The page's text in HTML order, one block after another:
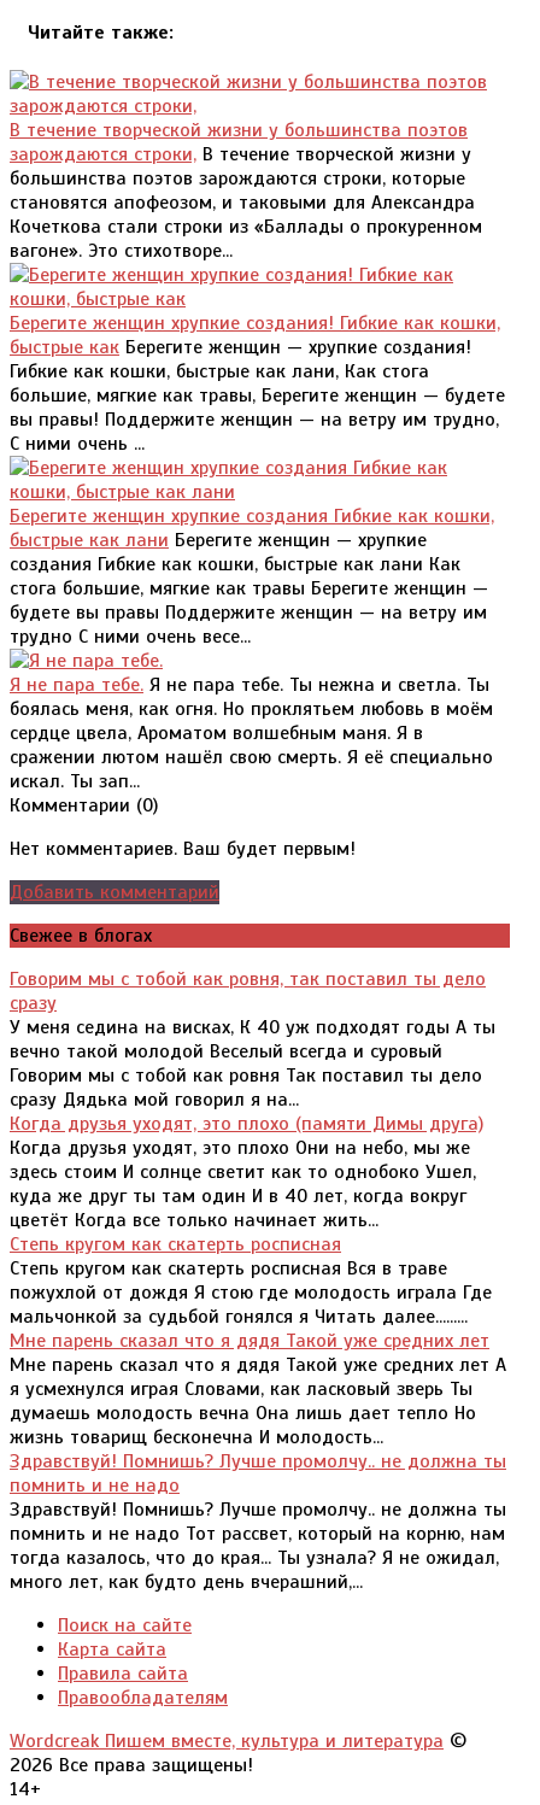
Читайте также:
В течение творческой жизни у большинства поэтов
зарождаются строки, В течение творческой жизни у
большинства поэтов зарождаются строки, которые
становятся апофеозом, и таковыми для Александра
Кочеткова стали строки из «Баллады о прокуренном
вагоне». Это стихотворе...
Берегите женщин хрупкие создания! Гибкие как кошки,
быстрые как Берегите женщин — хрупкие создания!
Гибкие как кошки, быстрые как лани, Как стога
большие, мягкие как травы, Берегите женщин — будете
вы правы! Поддержите женщин — на ветру им трудно,
С ними очень ...
Берегите женщин хрупкие создания Гибкие как кошки,
быстрые как лани Берегите женщин — хрупкие
создания Гибкие как кошки, быстрые как лани Как
стога большие, мягкие как травы Берегите женщин —
будете вы правы Поддержите женщин — на ветру им
трудно С ними очень весе...
Я не пара тебе. Я не пара тебе. Ты нежна и светла. Ты
боялась меня, как огня. Но проклятьем любовь в моём
сердце цвела, Ароматом волшебным маня. Я в
сражении лютом нашёл свою смерть. Я её специально
искал. Ты зап...
Комментарии (0)
Нет комментариев. Ваш будет первым!
Добавить комментарий
Свежее в блогах
Говорим мы с тобой как ровня, так поставил ты дело
сразу
У меня седина на висках, К 40 уж подходят годы А ты
вечно такой молодой Веселый всегда и суровый
Говорим мы с тобой как ровня Так поставил ты дело
сразу Дядька мой говорил я на...
Когда друзья уходят, это плохо (памяти Димы друга)
Когда друзья уходят, это плохо Они на небо, мы же
здесь стоим И солнце светит как то однобоко Ушел,
куда же друг ты там один И в 40 лет, когда вокруг
цветёт Когда все только начинает жить...
Степь кругом как скатерть росписная
Степь кругом как скатерть росписная Вся в траве
пожухлой от дождя Я стою где молодость играла Где
мальчонкой за судьбой гонялся я Читать далее.........
Мне парень сказал что я дядя Такой уже средних лет
Мне парень сказал что я дядя Такой уже средних лет А
я усмехнулся играя Словами, как ласковый зверь Ты
думаешь молодость вечна Она лишь дает тепло Но
жизнь товарищ бесконечна И молодость...
Здравствуй! Помнишь? Лучше промолчу.. не должна ты
помнить и не надо
Здравствуй! Помнишь? Лучше промолчу.. не должна ты
помнить и не надо Тот рассвет, который на корню, нам
тогда казалось, что до края... Ты узнала? Я не ожидал,
много лет, как будто день вчерашний,...
Поиск на сайте
Карта сайта
Правила сайта
Правообладателям
Wordcreak Пишем вместе, культура и литература ©
2026 Все права защищены!
14+